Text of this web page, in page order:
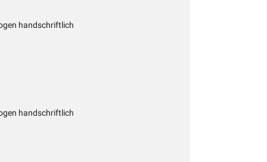
handschriftlich
handschriftlich